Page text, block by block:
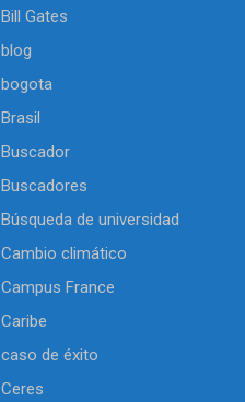
Bill Gates
blog
bogota
Brasil
Buscador
Buscadores
Búsqueda de universidad
Cambio climático
Campus France
Caribe
caso de éxito
Ceres